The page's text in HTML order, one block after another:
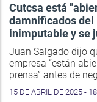
Cutcsa está
damnificados del
inimputable y se
Juan Salgado dijo
empresa “están
prensa” antes de
15 DE ABRIL DE 2025 -